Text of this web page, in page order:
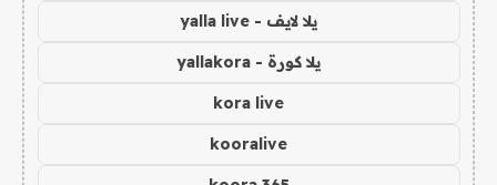
يلا لايف - yalla live
يلا كورة - yallakora
kora live
kooralive